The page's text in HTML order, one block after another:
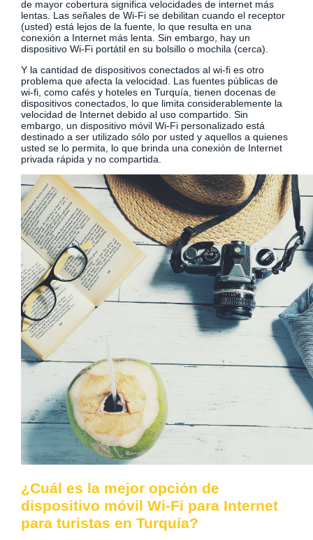
de mayor cobertura significa velocidades de internet más
lentas. Las señales de Wi-Fi se debilitan cuando el receptor
(usted) está lejos de la fuente, lo que resulta en una
conexión a Internet más lenta. Sin embargo, hay un
dispositivo Wi-Fi portátil en su bolsillo o mochila (cerca).
Y la cantidad de dispositivos conectados al wi-fi es otro
problema que afecta la velocidad. Las fuentes públicas de
wi-fi, como cafés y hoteles en Turquía, tienen docenas de
dispositivos conectados, lo que limita considerablemente la
velocidad de Internet debido al uso compartido. Sin
embargo, un dispositivo móvil Wi-Fi personalizado está
destinado a ser utilizado sólo por usted y aquellos a quienes
usted se lo permita, lo que brinda una conexión de Internet
privada rápida y no compartida.
¿Cuál es la mejor opción de
dispositivo móvil Wi-Fi para Internet
para turistas en Turquía?